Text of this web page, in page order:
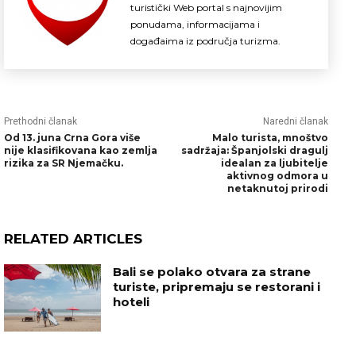
turistički Web portal s najnovijim
ponudama, informacijama i
događaima iz područja turizma.
Prethodni članak
Od 13. juna Crna Gora više
nije klasifikovana kao zemlja
rizika za SR Njemačku.
Naredni članak
Malo turista, mnoštvo
sadržaja: Španjolski dragulj
idealan za ljubitelje
aktivnog odmora u
netaknutoj prirodi
RELATED ARTICLES
Bali se polako otvara za strane
turiste, pripremaju se restorani i
hoteli